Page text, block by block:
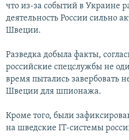
что из-за событий в Украине
деятельность России сильно
Швеции.
Разведка добыла факты,
российские спецслужбы не
время пытались завербовать
Швеции для шпионажа.
Кроме того, были
на шведские IT-системы